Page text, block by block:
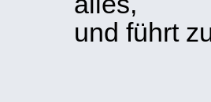
und führt